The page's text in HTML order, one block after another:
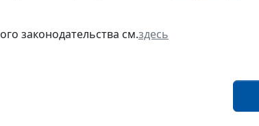
законодательства см.здесь